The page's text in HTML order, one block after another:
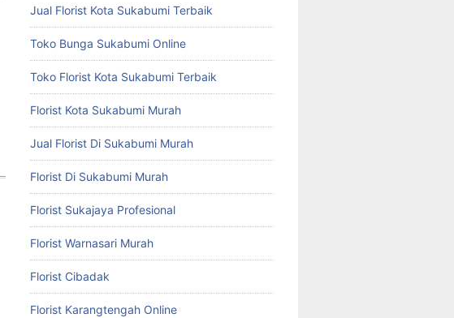
Jual Florist Kota Sukabumi Terbaik
Toko Bunga Sukabumi Online
Toko Florist Kota Sukabumi Terbaik
Florist Kota Sukabumi Murah
Jual Florist Di Sukabumi Murah
Florist Di Sukabumi Murah
Florist Sukajaya Profesional
Florist Warnasari Murah
Florist Cibadak
Florist Karangtengah Online